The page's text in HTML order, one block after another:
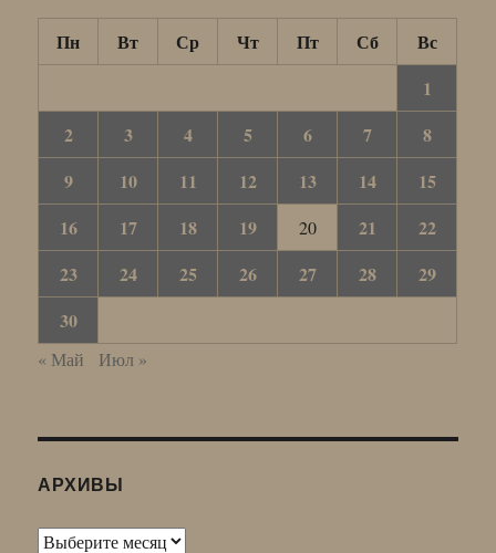
Пн Вт Ср Чт Пт Сб
Вс
1
2
3 4 5 6 7
8
9
10 11 12 13 14
15
16
17 18 19 20 21
22
23
24 25 26 27 28
29
30
« Май Июл »
АРХИВЫ
Архивы